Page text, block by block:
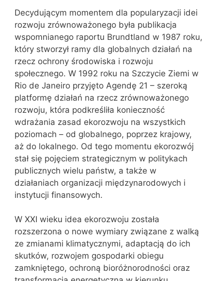
Decydującym momentem dla popularyzacji idei
rozwoju zrównoważonego była publikacja
wspomnianego raportu Brundtland w 1987 roku,
który stworzył ramy dla globalnych działań na
rzecz ochrony środowiska i rozwoju
społecznego. W 1992 roku na Szczycie Ziemi w
Rio de Janeiro przyjęto Agendę 21 – szeroką
platformę działań na rzecz zrównoważonego
rozwoju, która podkreśliła konieczność
wdrażania zasad ekorozwoju na wszystkich
poziomach – od globalnego, poprzez krajowy,
aż do lokalnego. Od tego momentu ekorozwój
stał się pojęciem strategicznym w politykach
publicznych wielu państw, a także w
działaniach organizacji międzynarodowych i
instytucji finansowych.
W XXI wieku idea ekorozwoju została
rozszerzona o nowe wymiary związane z walką
ze zmianami klimatycznymi, adaptacją do ich
skutków, rozwojem gospodarki obiegu
zamkniętego, ochroną bioróżnorodności oraz